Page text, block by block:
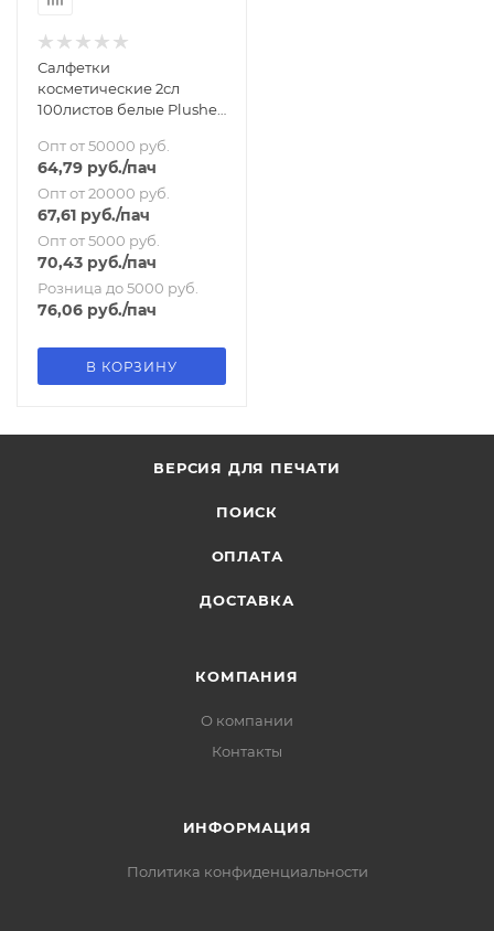
Салфетки
косметические 2сл
100листов белые Plushe
Опт от 50000 руб.
64,79 руб./пач
Опт от 20000 руб.
67,61 руб./пач
Опт от 5000 руб.
70,43 руб./пач
Розница до 5000 руб.
76,06 руб./пач
В КОРЗИНУ
ВЕРСИЯ ДЛЯ ПЕЧАТИ
ПОИСК
ОПЛАТА
ДОСТАВКА
КОМПАНИЯ
О компании
Контакты
ИНФОРМАЦИЯ
Политика конфиденциальности